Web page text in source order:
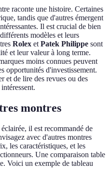
raconte une histoire. Certaines
tandis que d'autres émergent
Il est crucial de bien
modèles et leurs
Rolex et Patek Philippe sont
et leur valeur à long terme.
moins connues peuvent
opportunités d'investissement.
et de lire des revues ou des
montres
il est recommandé de
avec d'autres montres
les caractéristiques, et les
Une comparaison table
Voici un exemple de tableau